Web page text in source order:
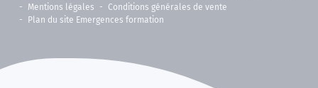
Mentions légales
Conditions générales de vente
Plan du site Emergences formation